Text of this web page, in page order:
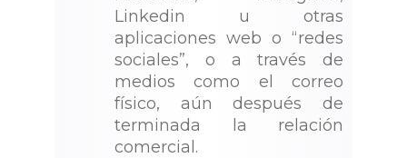
Linkedin u otras
aplicaciones web o “redes
sociales”, o a través de
medios como el correo
físico, aún después de
terminada la relación
comercial.